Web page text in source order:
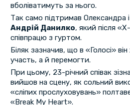
вболіватимуть за нього.
Так само підтримав Олександра
Андрій Данилко, який після
співпрацю з гуртом.
Біляк зазначив, що в «Голосі»
участь, а й перемогти.
При цьому, 23-річний співак
вийшов на сцену, як сольний
«сліпих прослуховувань»
«Break My Heart».